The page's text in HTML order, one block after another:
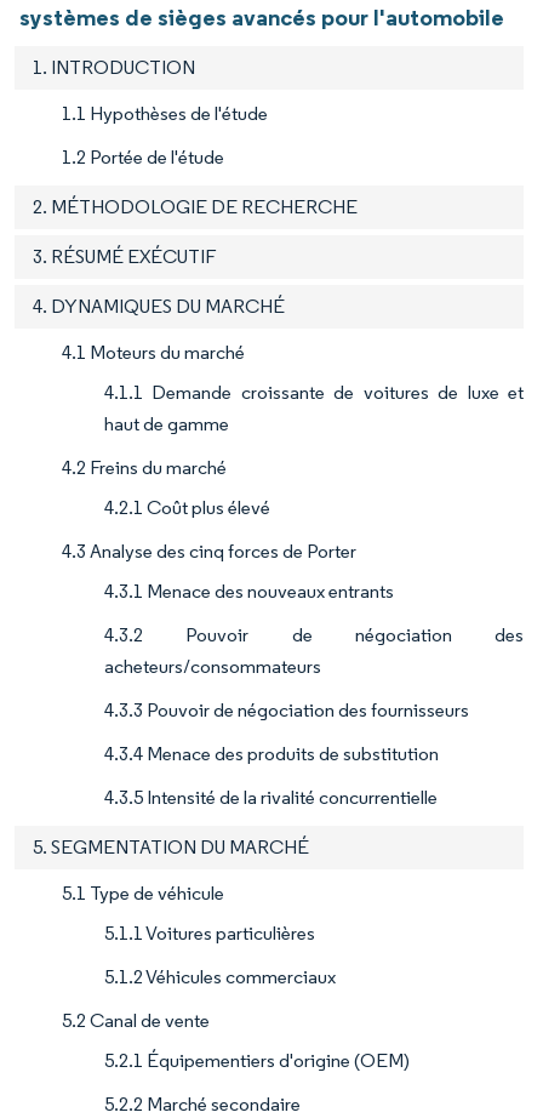
systèmes de sièges avancés pour l'automobile
1. INTRODUCTION
1.1 Hypothèses de l'étude
1.2 Portée de l'étude
2. MÉTHODOLOGIE DE RECHERCHE
3. RÉSUMÉ EXÉCUTIF
4. DYNAMIQUES DU MARCHÉ
4.1 Moteurs du marché
4.1.1 Demande croissante de voitures de luxe et
haut de gamme
4.2 Freins du marché
4.2.1 Coût plus élevé
4.3 Analyse des cinq forces de Porter
4.3.1 Menace des nouveaux entrants
4.3.2 Pouvoir de négociation des
acheteurs/consommateurs
4.3.3 Pouvoir de négociation des fournisseurs
4.3.4 Menace des produits de substitution
4.3.5 Intensité de la rivalité concurrentielle
5. SEGMENTATION DU MARCHÉ
5.1 Type de véhicule
5.1.1 Voitures particulières
5.1.2 Véhicules commerciaux
5.2 Canal de vente
5.2.1 Équipementiers d'origine (OEM)
5.2.2 Marché secondaire